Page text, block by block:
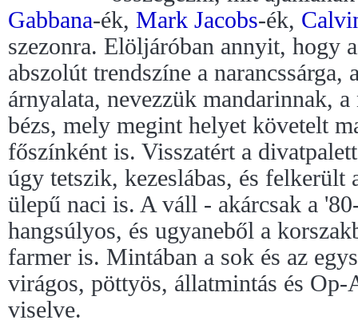
Gabbana-ék, Mark Jacobs-ék,
szezonra. Elöljáróban annyit, hogy
abszolút trendszíne a narancssárga,
árnyalata, nevezzük mandarinnak,
bézs, mely megint helyet követelt
főszínként is. Visszatért a
úgy tetszik, kezeslábas, és felkerült
ülepű naci is. A váll - akárcsak a
hangsúlyos, és ugyaneből a
farmer is. Mintában a sok és az
virágos, pöttyös, állatmintás és
viselve.